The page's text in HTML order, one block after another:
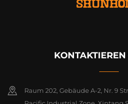
KONTAKTIEREN
Raum 202, Gebäude A-2, Nr. 9